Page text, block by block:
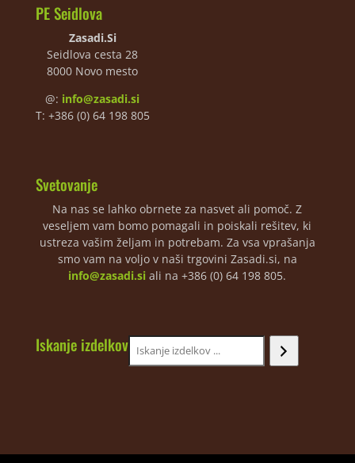
PE Seidlova
Zasadi.Si
Seidlova cesta 28
8000 Novo mesto
@: info@zasadi.si
T: +386 (0) 64 198 805
Svetovanje
Na nas se lahko obrnete za nasvet ali pomoč. Z
veseljem vam bomo pomagali in poiskali rešitev, ki
ustreza vašim željam in potrebam. Za vsa vprašanja
smo vam na voljo v naši trgovini Zasadi.si, na
info@zasadi.si ali na +386 (0) 64 198 805.
Iskanje izdelkov